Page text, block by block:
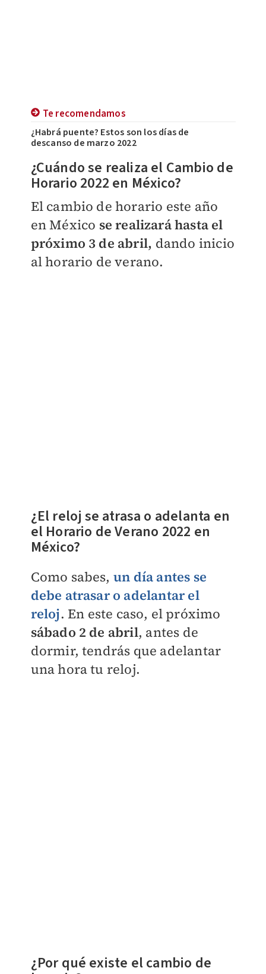
Te recomendamos
¿Habrá puente? Estos son los días de
descanso de marzo 2022
¿Cuándo se realiza el Cambio de
Horario 2022 en México?
El cambio de horario este año
en México se realizará hasta el
próximo 3 de abril, dando inicio
al horario de verano.
¿El reloj se atrasa o adelanta en
el Horario de Verano 2022 en
México?
Como sabes, un día antes se
debe atrasar o adelantar el
reloj. En este caso, el próximo
sábado 2 de abril, antes de
dormir, tendrás que adelantar
una hora tu reloj.
¿Por qué existe el cambio de